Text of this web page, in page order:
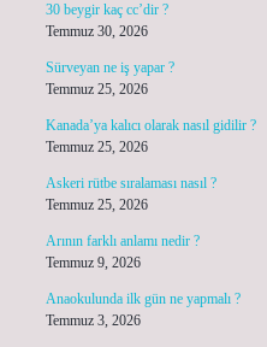
30 beygir kaç cc’dir ?
Temmuz 30, 2026
Sürveyan ne iş yapar ?
Temmuz 25, 2026
Kanada’ya kalıcı olarak nasıl gidilir ?
Temmuz 25, 2026
Askeri rütbe sıralaması nasıl ?
Temmuz 25, 2026
Arının farklı anlamı nedir ?
Temmuz 9, 2026
Anaokulunda ilk gün ne yapmalı ?
Temmuz 3, 2026